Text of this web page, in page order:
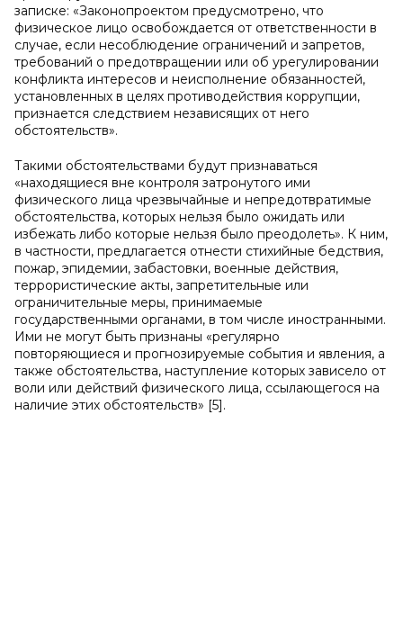
записке: «Законопроектом предусмотрено, что
физическое лицо освобождается от ответственности в
случае, если несоблюдение ограничений и запретов,
требований о предотвращении или об урегулировании
конфликта интересов и неисполнение обязанностей,
установленных в целях противодействия коррупции,
признается следствием независящих от него
обстоятельств».
Такими обстоятельствами будут признаваться
«находящиеся вне контроля затронутого ими
физического лица чрезвычайные и непредотвратимые
обстоятельства, которых нельзя было ожидать или
избежать либо которые нельзя было преодолеть». К ним,
в частности, предлагается отнести стихийные бедствия,
пожар, эпидемии, забастовки, военные действия,
террористические акты, запретительные или
ограничительные меры, принимаемые
государственными органами, в том числе иностранными.
Ими не могут быть признаны «регулярно
повторяющиеся и прогнозируемые события и явления, а
также обстоятельства, наступление которых зависело от
воли или действий физического лица, ссылающегося на
наличие этих обстоятельств» [5].